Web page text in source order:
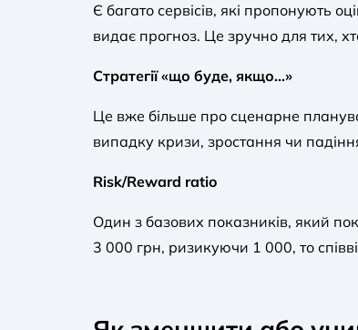
Є багато сервісів, які пропонують
видає прогноз. Це зручно для тих,
Стратегії «що буде, якщо…»
Це вже більше про сценарне
випадку кризи, зростання чи
Risk/Reward ratio
Один з базових показників, який
3 000 грн, ризикуючи 1 000, то